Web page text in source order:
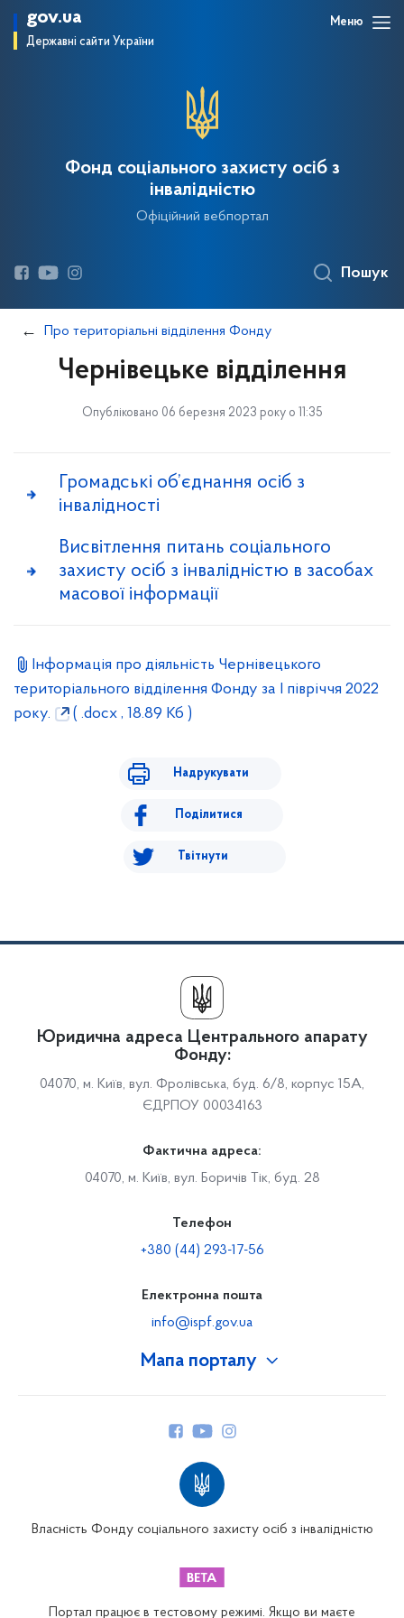
gov.ua
Державні сайти України
Меню
Фонд соціального захисту осіб з
інвалідністю
Офіційний вебпортал
Пошук
Про територіальні відділення Фонду
Чернівецьке відділення
Опубліковано 06 березня 2023 року о 11:35
Громадські об’єднання осіб з
інвалідності
Висвітлення питань соціального
захисту осіб з інвалідністю в засобах
масової інформації
Інформація про діяльність Чернівецького
територіального відділення Фонду за І півріччя 2022
року.
( .docx , 18.89 Кб )
Надрукувати
Поділитися
Твітнути
Мапа порталу
Юридична адреса Центрального апарату
Фонду:
04070, м. Київ, вул. Фролівська, буд. 6/8, корпус 15А,
ЄДРПОУ 00034163
Фактична адреса:
04070, м. Київ, вул. Боричів Тік, буд. 28
Телефон
+380 (44) 293-17-56
Електронна пошта
info@ispf.gov.ua
Власність Фонду соціального захисту осіб з інвалідністю
Портал працює в тестовому режимі. Якщо ви маєте